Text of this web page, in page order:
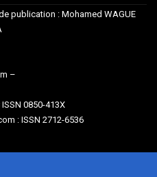
publication : Mohamed WAGUE
–
0850-413X
: ISSN 2712-6536